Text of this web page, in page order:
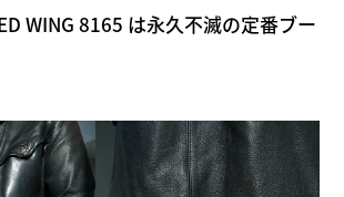
WING 8165 は永久不滅の定番ブー